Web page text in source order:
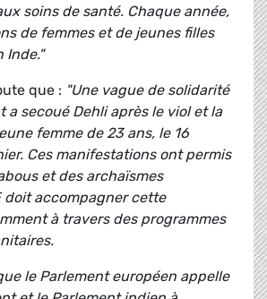
soins de santé. Chaque année,
de femmes et de jeunes filles
Inde."
que : "Une vague de solidarité
a secoué Dehli après le viol et la
femme de 23 ans, le 16
Ces manifestations ont permis
et des archaïsmes
doit accompagner cette
à travers des programmes
le Parlement européen appelle